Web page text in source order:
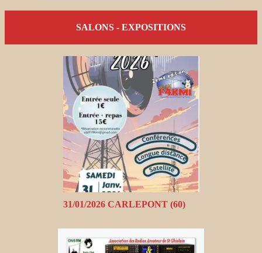
SALONS - EXPOSITIONS
31/01/2026 CARLEPONT (60)